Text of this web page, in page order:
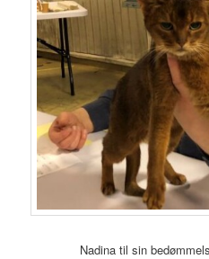
Nadina til sin